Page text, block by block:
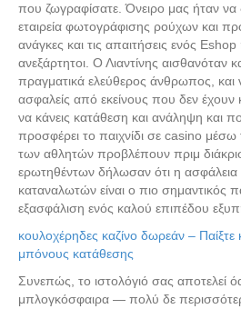
που ζωγραφίσατε. Όνειρο μας ήταν να
εταιρεία φωτογράφισης ρούχων και
ανάγκες και τις απαιτήσεις ενός
ανεξάρτητοι. Ο Λιαντίνης αισθανόταν
πραγματικά ελεύθερος άνθρωπος, και
ασφαλείς από εκείνους που δεν έχουν
να κάνεις κατάθεση και ανάληψη και
προσφέρει το παιχνίδι σε casino
των αθλητών προβλέπουν πριμ
ερωτηθέντων δήλωσαν ότι η
καταναλωτών είναι ο πιο σημαντικός
εξασφάλιση ενός καλού επιπέδου
κουλοχέρηδες καζίνο δωρεάν – Παίξτε
μπόνους κατάθεσης
Συνεπώς, το ιστολόγιό σας αποτελεί
μπλογκόσφαιρα — πολύ δε